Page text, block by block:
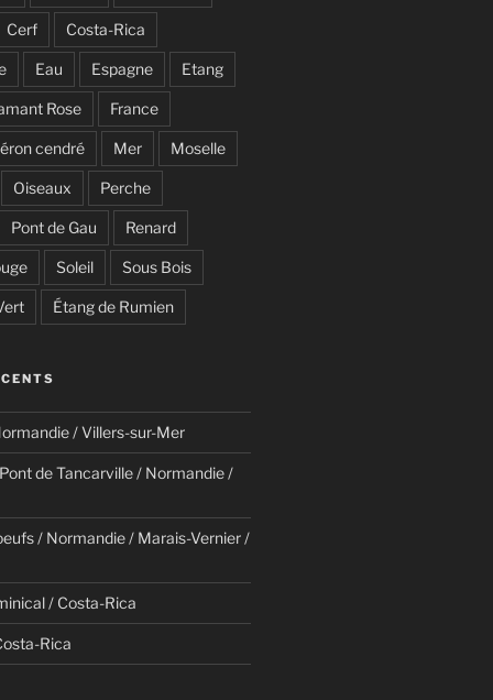
Cerf Costa-Rica
Eau Espagne Etang
Rose France
cendré Mer Moselle
Oiseaux Perche
Pont de Gau Renard
Soleil Sous Bois
Étang de Rumien
/ Villers-sur-Mer
de Tancarville / Normandie /
/ Normandie / Marais-Vernier /
/ Costa-Rica
Rica